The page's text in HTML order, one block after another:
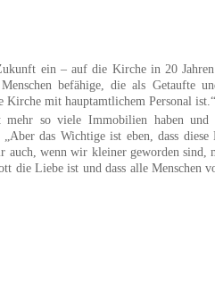
ein – auf die Kirche in 20
befähige, die als Getaufte
Kirche mit hauptamtlichem Personal ist.“
so viele Immobilien haben und
das Wichtige ist eben, dass diese
wenn wir kleiner geworden sind,
die Liebe ist und dass alle Menschen